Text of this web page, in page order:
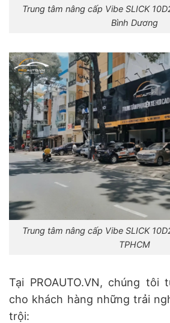
Trung tâm nâng cấp Vibe SLICK
Bình Dương
Trung tâm nâng cấp Vibe SLICK
TPHCM
Tại PROAUTO.VN, chúng tôi
cho khách hàng những trải
trội: